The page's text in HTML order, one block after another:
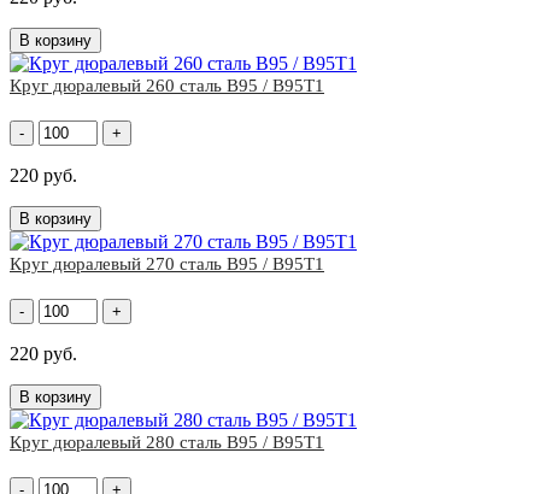
В корзину
Круг дюралевый 260 сталь В95 / В95Т1
- +
220 руб.
В корзину
Круг дюралевый 270 сталь В95 / В95Т1
- +
220 руб.
В корзину
Круг дюралевый 280 сталь В95 / В95Т1
- +